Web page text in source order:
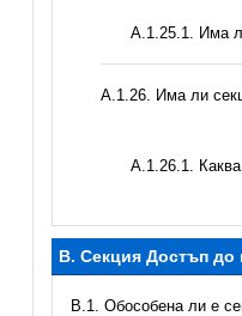
A.1.25.1. Има
А.1.26. Има ли
А.1.26.1.
B. Секция Достъп
В.1. Обособена ли е